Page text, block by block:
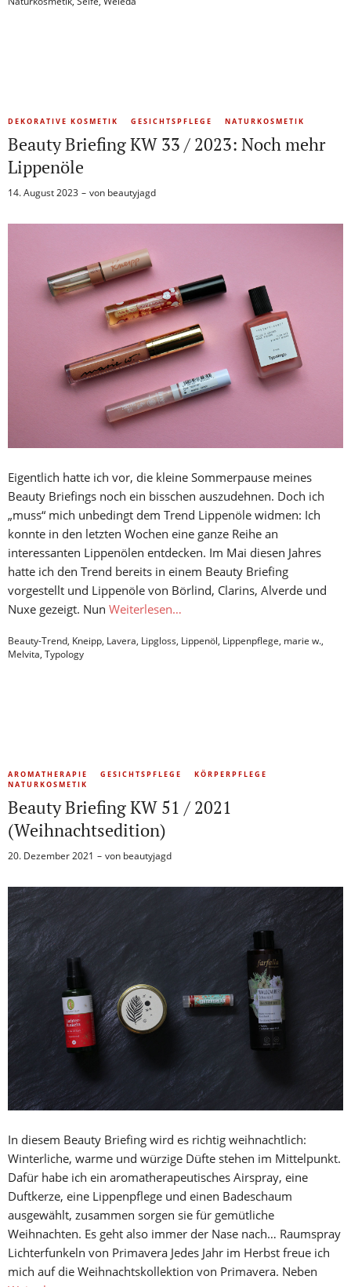
DEKORATIVE KOSMETIK GESICHTSPFLEGE NATURKOSMETIK
Beauty Briefing KW 33 / 2023: Noch mehr
Lippenöle
14. August 2023 von beautyjagd
Eigentlich hatte ich vor, die kleine Sommerpause meines
Beauty Briefings noch ein bisschen auszudehnen. Doch ich
„muss“ mich unbedingt dem Trend Lippenöle widmen: Ich
konnte in den letzten Wochen eine ganze Reihe an
interessanten Lippenölen entdecken. Im Mai diesen Jahres
hatte ich den Trend bereits in einem Beauty Briefing
vorgestellt und Lippenöle von Börlind, Clarins, Alverde und
Nuxe gezeigt. Nun Weiterlesen…
Beauty-Trend, Kneipp, Lavera, Lipgloss, Lippenöl, Lippenpflege, marie w.,
Melvita, Typology
AROMATHERAPIE GESICHTSPFLEGE
KÖRPERPFLEGE
NATURKOSMETIK
Beauty Briefing KW 51 / 2021
(Weihnachtsedition)
20. Dezember 2021 von beautyjagd
In diesem Beauty Briefing wird es richtig weihnachtlich:
Winterliche, warme und würzige Düfte stehen im Mittelpunkt.
Dafür habe ich ein aromatherapeutisches Airspray, eine
Duftkerze, eine Lippenpflege und einen Badeschaum
ausgewählt, zusammen sorgen sie für gemütliche
Weihnachten. Es geht also immer der Nase nach… Raumspray
Lichterfunkeln von Primavera Jedes Jahr im Herbst freue ich
mich auf die Weihnachtskollektion von Primavera. Neben